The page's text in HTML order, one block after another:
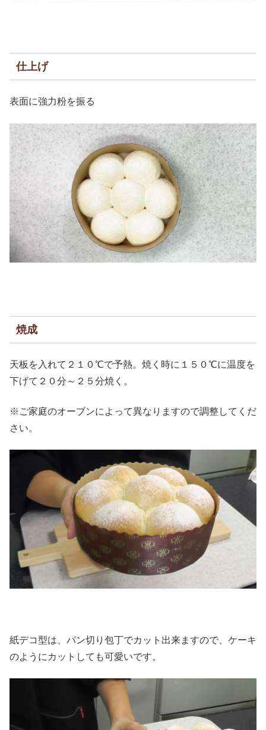
仕上げ
表面に強力粉を振る
焼成
天板を入れて２１０℃で予熱。焼く時に１５０℃に温度を
下げて２０分～２５分焼く。
※ご家庭のオーブンによって異なりますので調整してくだ
さい。
紙デコ型は、パン切り包丁でカット出来ますので、ケーキ
のようにカットしても可愛いです。